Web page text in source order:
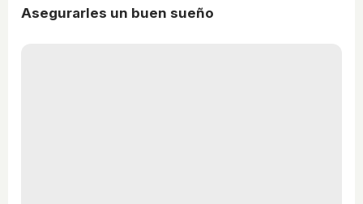
Asegurarles un buen sueño